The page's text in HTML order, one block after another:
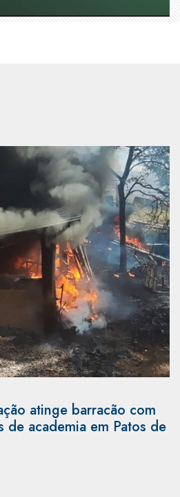
atinge barracão com
de academia em Patos de